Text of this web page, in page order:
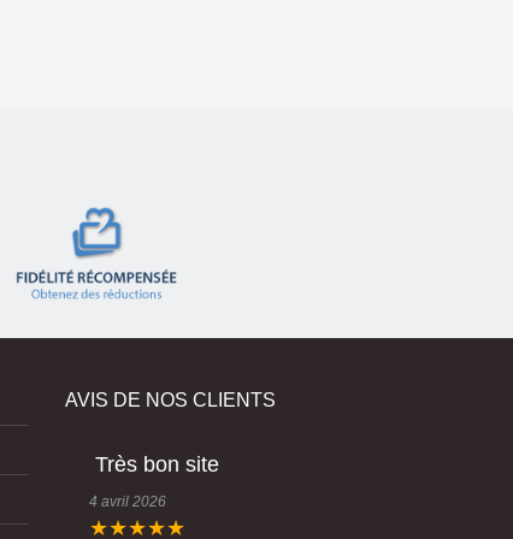
AVIS DE NOS CLIENTS
Très bon site
4 avril 2026
★★★★★